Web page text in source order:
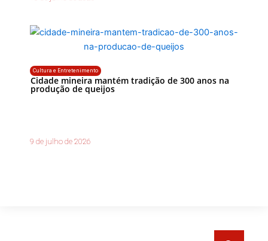
Cultura e Entretenimento
Cidade mineira mantém tradição de 300 anos na
produção de queijos
9 de julho de 2026